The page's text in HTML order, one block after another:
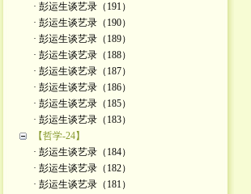
· 彭运生谈艺录（191）
· 彭运生谈艺录（190）
· 彭运生谈艺录（189）
· 彭运生谈艺录（188）
· 彭运生谈艺录（187）
· 彭运生谈艺录（186）
· 彭运生谈艺录（185）
· 彭运生谈艺录（183）
【哲学-24】
· 彭运生谈艺录（184）
· 彭运生谈艺录（182）
· 彭运生谈艺录（181）